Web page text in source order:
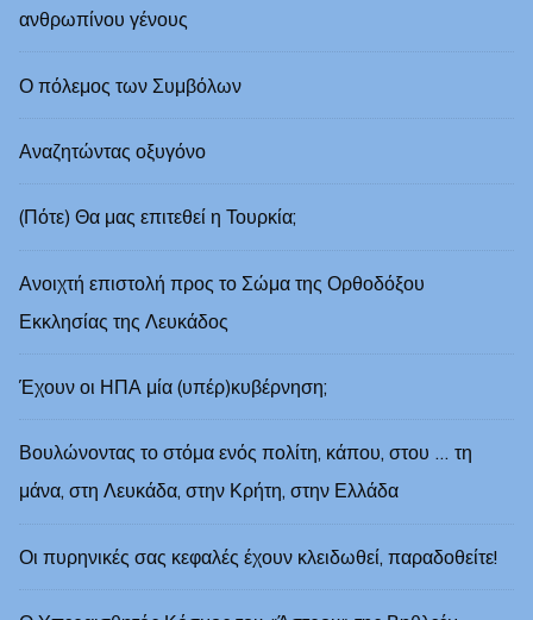
ανθρωπίνου γένους
Ο πόλεμος των Συμβόλων
Αναζητώντας οξυγόνο
(Πότε) Θα μας επιτεθεί η Τουρκία;
Ανοιχτή επιστολή προς το Σώμα της Ορθοδόξου
Εκκλησίας της Λευκάδος
Έχουν οι ΗΠΑ μία (υπέρ)κυβέρνηση;
Βουλώνοντας το στόμα ενός πολίτη, κάπου, στου … τη
μάνα, στη Λευκάδα, στην Κρήτη, στην Ελλάδα
Οι πυρηνικές σας κεφαλές έχουν κλειδωθεί, παραδοθείτε!